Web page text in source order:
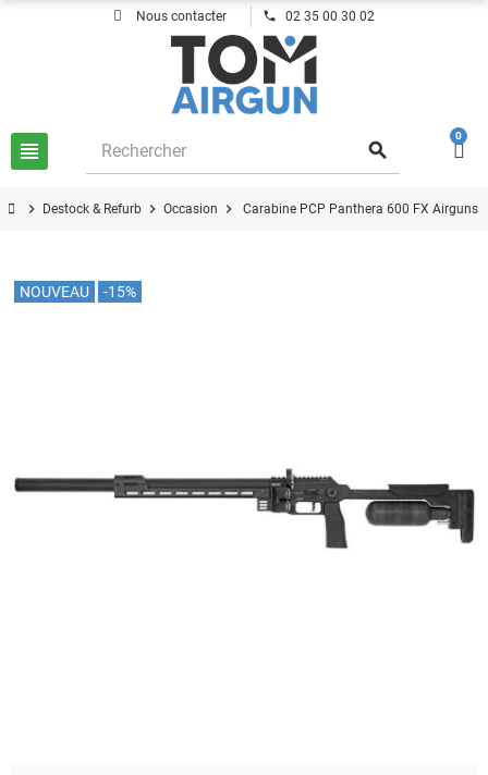
Nous contacter phone 02 35 00 30 02
view_headline search
0
chevron_right Destock & Refurb chevron_right Occasion chevron_right Carabine PCP Panthera 600 FX Airguns
-15%
NOUVEAU